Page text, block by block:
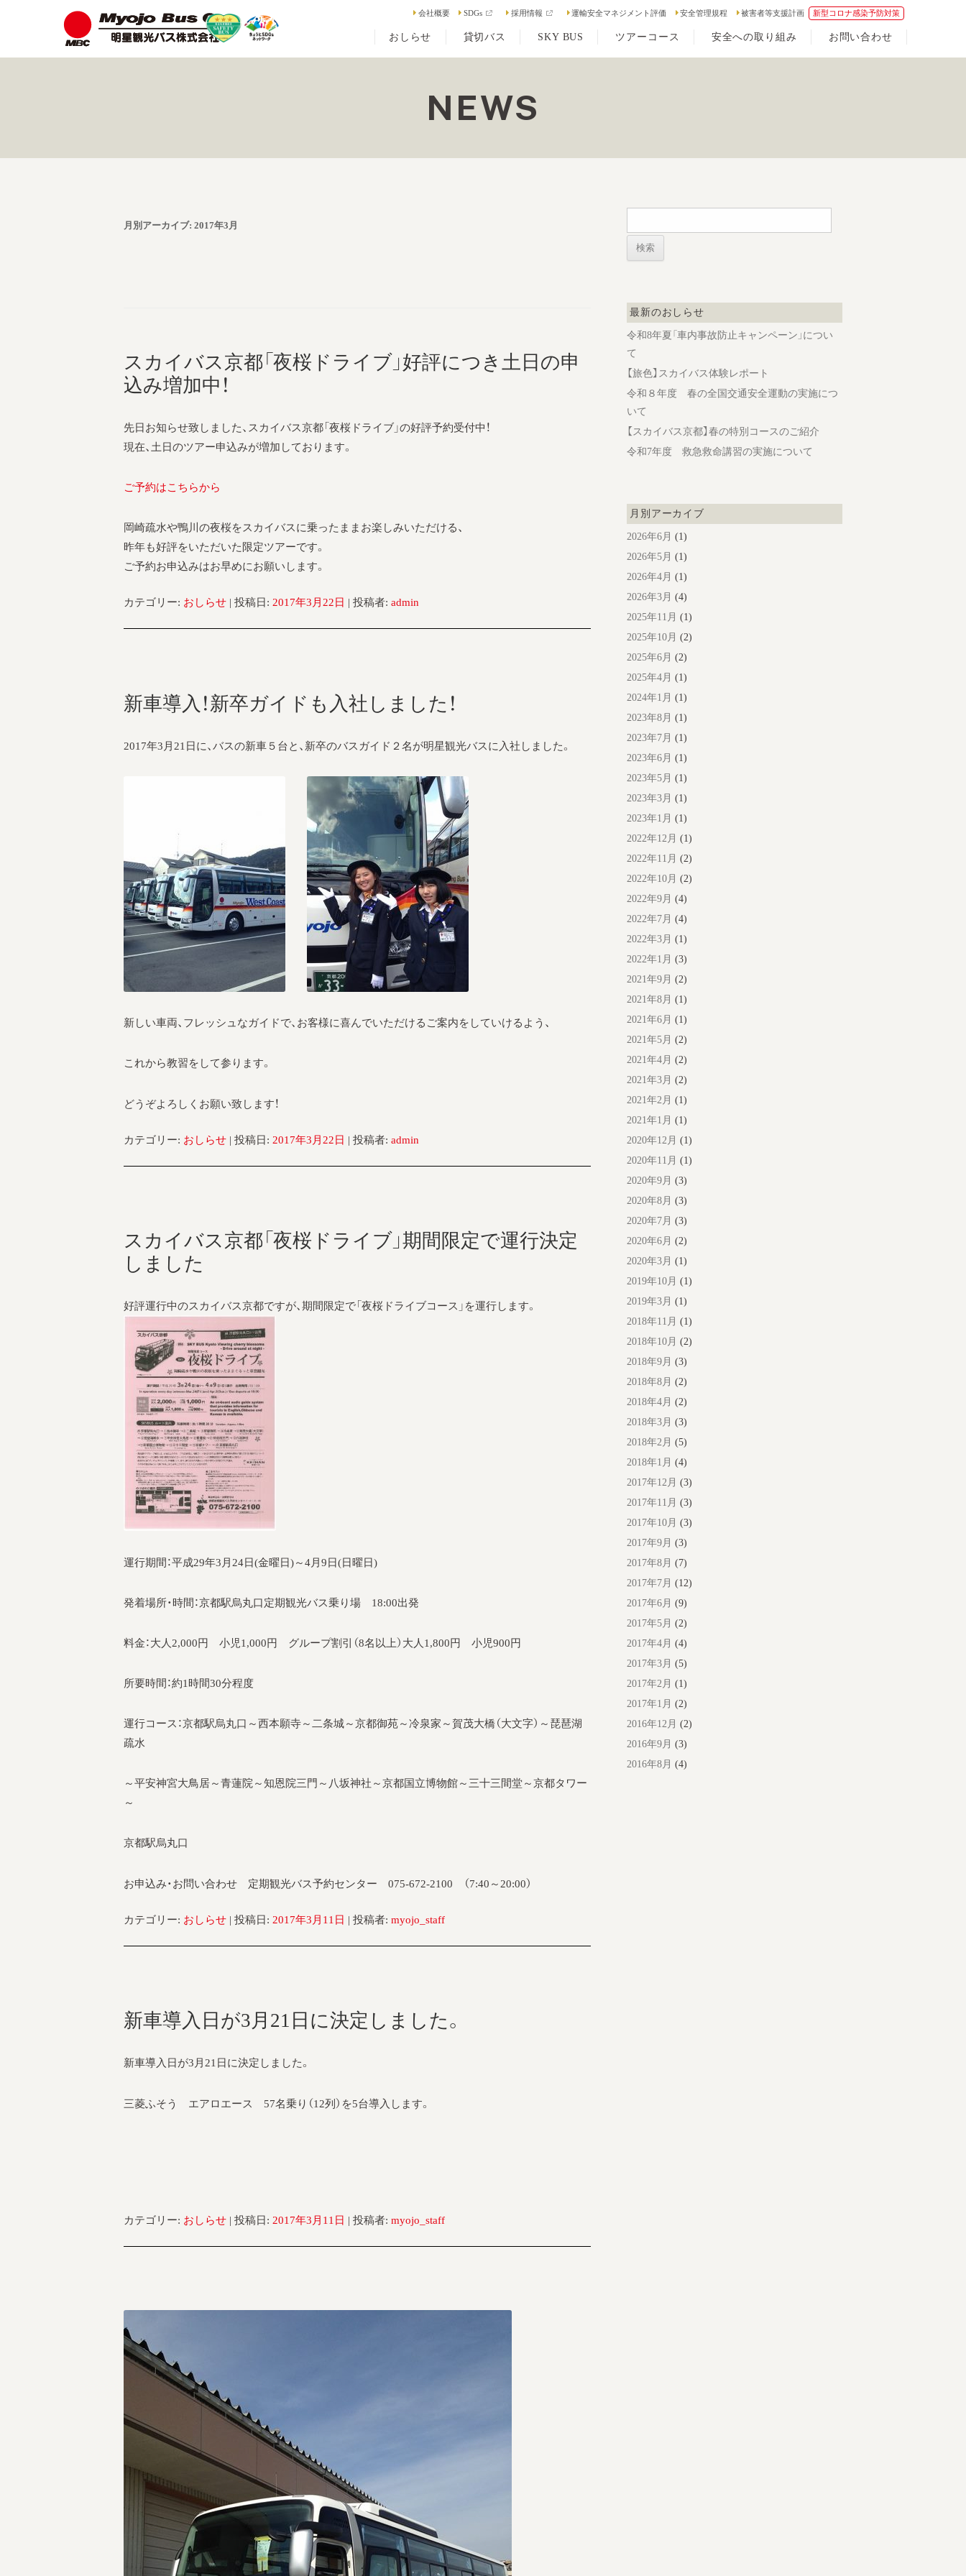
おしらせ 貸切バス SKY BUS ツアーコース 安全への取り組み お問い合わせ
会社概要 SDGs 採用情報 運輸安全マネジメント評価 安全管理規程 被害者等支援計画 新型コロナ感染予防対策
NEWS
月別アーカイブ: 2017年3月
スカイバス京都「夜桜ドライブ」好評につき土日の申
込み増加中！
先日お知らせ致しました、スカイバス京都「夜桜ドライブ」の好評予約受付中！
現在、土日のツアー申込みが増加しております。
ご予約はこちらから
岡崎疏水や鴨川の夜桜をスカイバスに乗ったままお楽しみいただける、
昨年も好評をいただいた限定ツアーです。
ご予約お申込みはお早めにお願いします。
カテゴリー: おしらせ | 投稿日: 2017年3月22日 | 投稿者: admin
新車導入！新卒ガイドも入社しました！
2017年3月21日に、バスの新車５台と、新卒のバスガイド２名が明星観光バスに入社しました。
新しい車両、フレッシュなガイドで、お客様に喜んでいただけるご案内をしていけるよう、
これから教習をして参ります。
どうぞよろしくお願い致します！
カテゴリー: おしらせ | 投稿日: 2017年3月22日 | 投稿者: admin
スカイバス京都「夜桜ドライブ」期間限定で運行決定
しました
好評運行中のスカイバス京都ですが、期間限定で「夜桜ドライブコース」を運行します。
運行期間：平成29年3月24日(金曜日)～4月9日(日曜日)
発着場所・時間：京都駅烏丸口定期観光バス乗り場 18:00出発
料金：大人2,000円 小児1,000円 グループ割引（8名以上）大人1,800円 小児900円
所要時間：約1時間30分程度
運行コース：京都駅烏丸口～西本願寺～二条城～京都御苑～冷泉家～賀茂大橋（大文字）～琵琶湖
疏水
～平安神宮大鳥居～青蓮院～知恩院三門～八坂神社～京都国立博物館～三十三間堂～京都タワー
～
京都駅烏丸口
お申込み・お問い合わせ 定期観光バス予約センター 075-672-2100 （7:40～20:00）
カテゴリー: おしらせ | 投稿日: 2017年3月11日 | 投稿者: myojo_staff
新車導入日が3月21日に決定しました。
新車導入日が3月21日に決定しました。
三菱ふそう エアロエース 57名乗り（12列）を5台導入します。
カテゴリー: おしらせ | 投稿日: 2017年3月11日 | 投稿者: myojo_staff
最新のおしらせ
令和8年夏「車内事故防止キャンペーン」につい
て
【旅色】スカイバス体験レポート
令和８年度 春の全国交通安全運動の実施につ
いて
【スカイバス京都】春の特別コースのご紹介
令和7年度 救急救命講習の実施について
月別アーカイブ
2026年6月 (1)
2026年5月 (1)
2026年4月 (1)
2026年3月 (4)
2025年11月 (1)
2025年10月 (2)
2025年6月 (2)
2025年4月 (1)
2024年1月 (1)
2023年8月 (1)
2023年7月 (1)
2023年6月 (1)
2023年5月 (1)
2023年3月 (1)
2023年1月 (1)
2022年12月 (1)
2022年11月 (2)
2022年10月 (2)
2022年9月 (4)
2022年7月 (4)
2022年3月 (1)
2022年1月 (3)
2021年9月 (2)
2021年8月 (1)
2021年6月 (1)
2021年5月 (2)
2021年4月 (2)
2021年3月 (2)
2021年2月 (1)
2021年1月 (1)
2020年12月 (1)
2020年11月 (1)
2020年9月 (3)
2020年8月 (3)
2020年7月 (3)
2020年6月 (2)
2020年3月 (1)
2019年10月 (1)
2019年3月 (1)
2018年11月 (1)
2018年10月 (2)
2018年9月 (3)
2018年8月 (2)
2018年4月 (2)
2018年3月 (3)
2018年2月 (5)
2018年1月 (4)
2017年12月 (3)
2017年11月 (3)
2017年10月 (3)
2017年9月 (3)
2017年8月 (7)
2017年7月 (12)
2017年6月 (9)
2017年5月 (2)
2017年4月 (4)
2017年3月 (5)
2017年2月 (1)
2017年1月 (2)
2016年12月 (2)
2016年9月 (3)
2016年8月 (4)